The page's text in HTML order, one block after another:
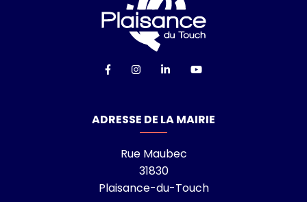
Lien vers le compte Facebook
Lien vers le compte Instagram
Lien vers le compte
Lien vers la chaîne
ADRESSE DE LA MAIRIE
Rue Maubec
31830
Plaisance-du-Touch